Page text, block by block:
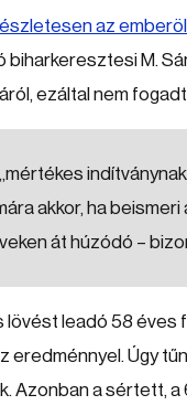
az
biharkeresztesi M.
ezáltal nem
akkor, ha
át húzódó –
lövést leadó 58
eredménnyel. Úgy
Azonban a sértett, a